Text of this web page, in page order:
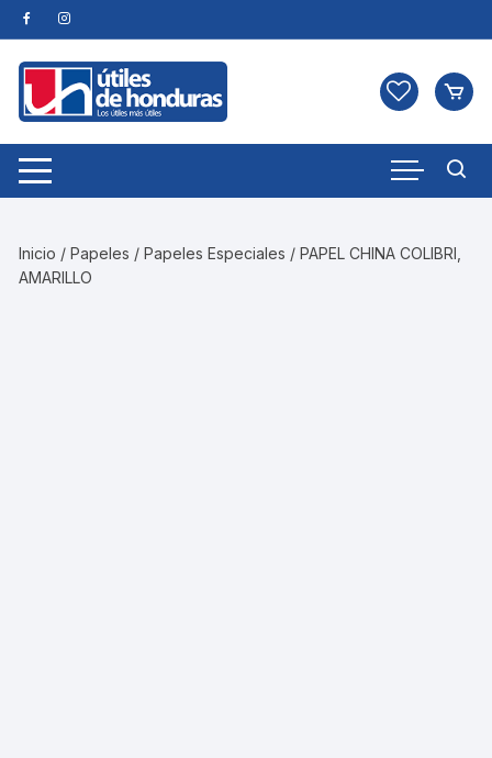
Skip
to
content
Inicio /Papeles /Papeles Especiales / PAPEL CHINA COLIBRI,
AMARILLO